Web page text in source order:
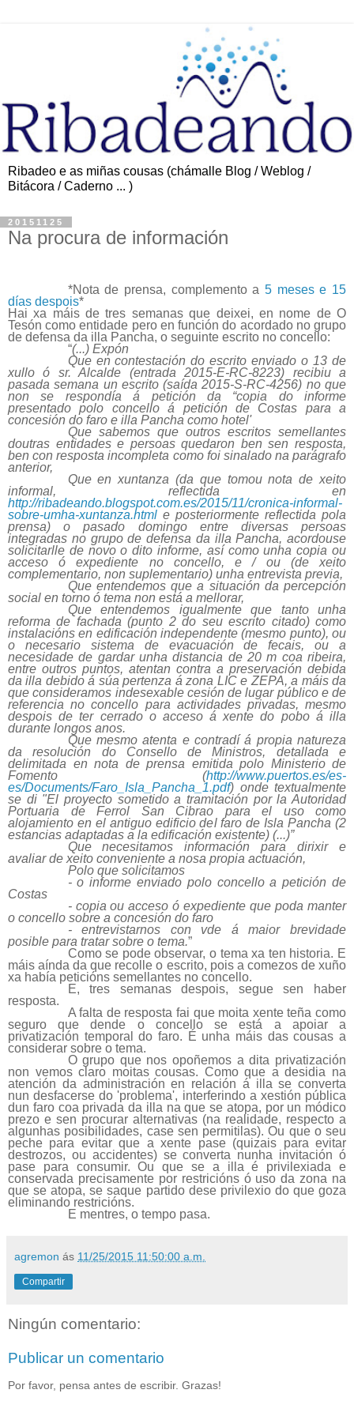
Ribadeo e as miñas cousas (chámalle Blog / Weblog /
Bitácora / Caderno ... )
20151125
Na procura de información
*Nota de prensa, complemento a 5 meses e 15
días despois*
Hai xa máis de tres semanas que deixei, en nome de O
Tesón como entidade pero en función do acordado no grupo
de defensa da illa Pancha, o seguinte escrito no concello:
“(...) Expón
Que en contestación do escrito enviado o 13 de
xullo ó sr. Alcalde (entrada 2015-E-RC-8223) recibiu a
pasada semana un escrito (saída 2015-S-RC-4256) no que
non se respondía á petición da “copia do informe
presentado polo concello á petición de Costas para a
concesión do faro e illa Pancha como hotel'
Que sabemos que outros escritos semellantes
doutras entidades e persoas quedaron ben sen resposta,
ben con resposta incompleta como foi sinalado na parágrafo
anterior,
Que en xuntanza (da que tomou nota de xeito
informal, reflectida en
http://ribadeando.blogspot.com.es/2015/11/cronica-informal-
sobre-umha-xuntanza.html e posteriormente reflectida pola
prensa) o pasado domingo entre diversas persoas
integradas no grupo de defensa da illa Pancha, acordouse
solicitarlle de novo o dito informe, así como unha copia ou
acceso ó expediente no concello, e / ou (de xeito
complementario, non suplementario) unha entrevista previa,
Que entendemos que a situación da percepción
social en torno ó tema non está a mellorar,
Que entendemos igualmente que tanto unha
reforma de fachada (punto 2 do seu escrito citado) como
instalacións en edificación independente (mesmo punto), ou
o necesario sistema de evacuación de fecais, ou a
necesidade de gardar unha distancia de 20 m coa ribeira,
entre outros puntos, atentan contra a preservación debida
da illa debido á súa pertenza á zona LIC e ZEPA, a máis da
que consideramos indesexable cesión de lugar público e de
referencia no concello para actividades privadas, mesmo
despois de ter cerrado o acceso á xente do pobo á illa
durante longos anos.
Que mesmoatenta e contradí á propia natureza
da resolución do Consello de Ministros, detallada e
delimitada en nota de prensa emitida polo Ministerio de
Fomento (http://www.puertos.es/es-
es/Documents/Faro_Isla_Pancha_1.pdf) onde textualmente
se di "El proyecto sometido a tramitación por la Autoridad
Portuaria de Ferrol San Cibrao para el uso como
alojamiento en el antiguo edificio del faro de Isla Pancha (2
estancias adaptadas a la edificación existente) (...)”
Que necesitamos información para dirixir e
avaliar de xeito conveniente a nosa propia actuación,
Polo que solicitamos
- o informe enviado polo concello a petición de
Costas
- copia ou acceso ó expediente que poda manter
o concello sobre a concesión do faro
- entrevistarnos con vde á maior brevidade
posible para tratar sobre o tema.”
Como se pode observar, o tema xa ten historia. E
máis aínda da que recolle o escrito, pois a comezos de xuño
xa había peticións semellantes no concello.
E, tres semanas despois, segue sen haber
resposta.
A falta de resposta fai que moita xente teña como
seguro que dende o concello se está a apoiar a
privatización temporal do faro. É unha máis das cousas a
considerar sobre o tema.
O grupo que nos opoñemos a dita privatización
non vemos claro moitas cousas. Como que a desidia na
atención da administración en relación á illa se converta
nun desfacerse do 'problema', interferindo a xestión pública
dun faro coa privada da illa na que se atopa, por un módico
prezo e sen procurar alternativas (na realidade, respecto a
algunhas posibilidades, case sen permitilas). Ou que o seu
peche para evitar que a xente pase (quizais para evitar
destrozos, ou accidentes) se converta nunha invitación ó
pase para consumir. Ou que se a illa é privilexiada e
conservada precisamente por restricións ó uso da zona na
que se atopa, se saque partido dese privilexio do que goza
eliminando restricións.
E mentres, o tempo pasa.
agremon ás 11/25/2015 11:50:00 a.m.
Compartir
Ningún comentario:
Publicar un comentario
Por favor, pensa antes de escribir. Grazas!